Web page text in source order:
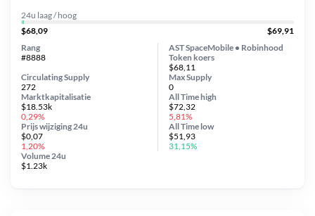
24u laag / hoog
$68,09
$69,91
AST SpaceMobile • Robinhood
Token koers
$68,11
Circulating Supply
272
Prijs wijziging 24u
$0,07
1,20%
Max Supply
0
Marktkapitalisatie
$18.53k
0,29%
Volume 24u
$1.23k
Rang
#8888
All Timehigh
$72,32
5,81%
All Time low
$51,93
31,15%